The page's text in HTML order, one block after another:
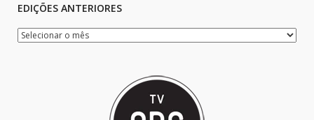
EDIÇÕES ANTERIORES